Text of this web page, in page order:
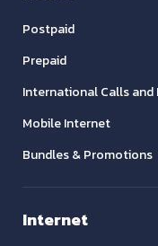
Postpaid
Prepaid
International Calls and
Mobile Internet
Bundles & Promotions
Internet